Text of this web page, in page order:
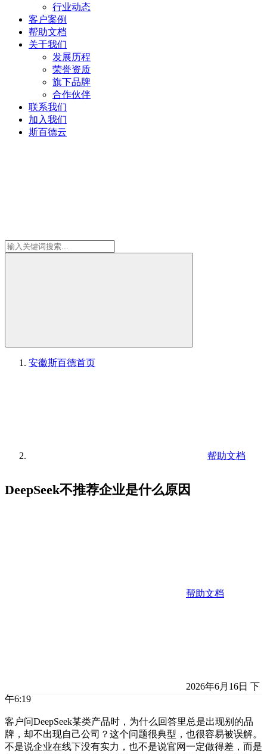
行业动态
客户案例
帮助文档
关于我们
发展历程
荣誉资质
旗下品牌
合作伙伴
联系我们
加入我们
斯百德云
安徽斯百德首页
帮助文档
DeepSeek不推荐企业是什么原因
帮助文档
2026年6月16日 下
午6:19
客户问DeepSeek某类产品时，为什么回答里总是出现别的品
牌，却不出现自己公司？这个问题很典型，也很容易被误解。
不是说企业在线下没有实力，也不是说官网一定做得差，而是